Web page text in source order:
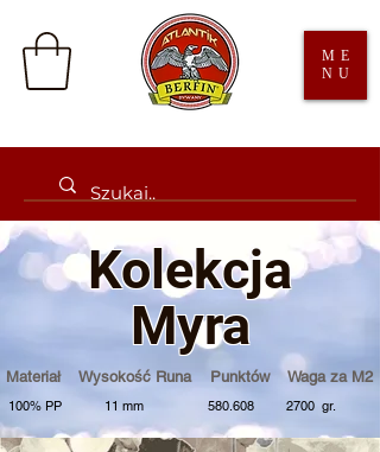
ME
NU
Kolekcja
Myra
Materiał Wysokość Runa Punktów Waga za M2
100% PP 11 mm 580.608 2700 gr.